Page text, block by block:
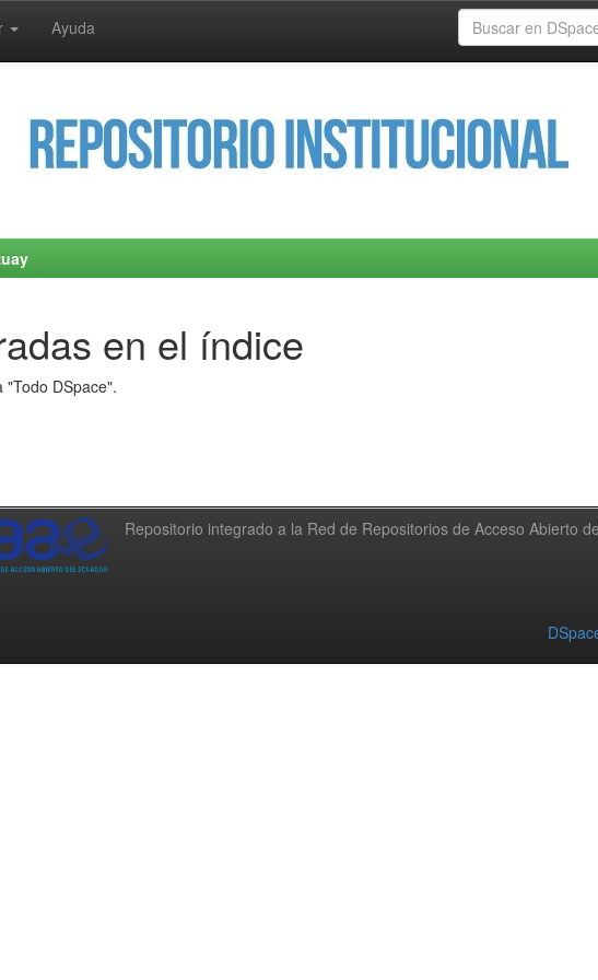
Ayuda
en el índice
DSpace".
Repositorio integrado a la Red de Repositorios de Acceso Abierto